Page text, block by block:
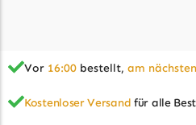
Sunseeker
Vor 16:00 bestellt, am
Kostenloser Versand für alle